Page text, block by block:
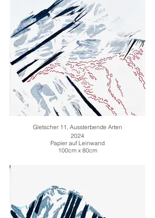
Gletscher 11, Aussterbende Arten
2024
Papier auf Leinwand
100cm x 80cm